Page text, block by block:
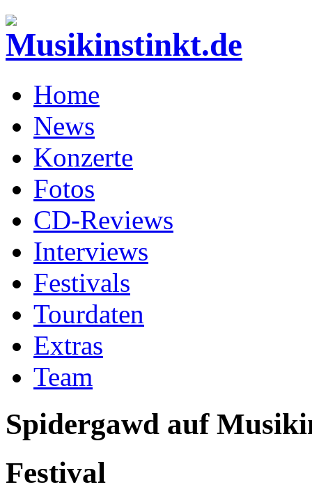
Home
News
Konzerte
Fotos
CD-Reviews
Interviews
Festivals
Tourdaten
Extras
Team
Spidergawd auf
Festival